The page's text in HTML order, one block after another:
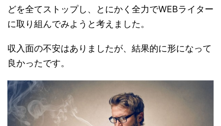
どを全てストップし、とにかく全力でWEBライター
に取り組んでみようと考えました。
収入面の不安はありましたが、結果的に形になって
良かったです。